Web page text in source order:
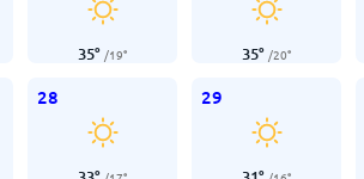
35° /19° 35° /20°
28 29